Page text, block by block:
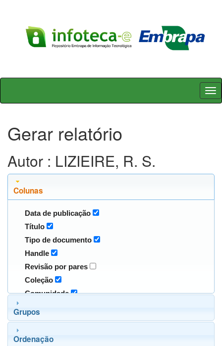
Skip
Gerar relatório
Autor : LIZIEIRE, R. S.
Colunas
Data de publicação
Título
Tipo de documento
Handle
Revisão por pares
Coleção
Comunidade
Grupos
Ordenação